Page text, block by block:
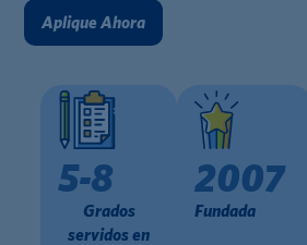
Aplique Ahora
Grados
servidos en
5-8
Fundada
2007